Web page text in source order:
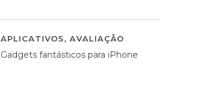
APLICATIVOS, AVALIAÇÃO
Gadgets fantásticos para iPhone